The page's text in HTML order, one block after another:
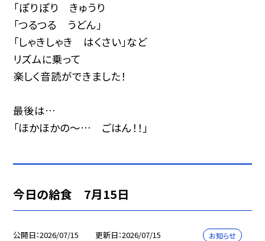
「ぽりぽり きゅうり
「つるつる うどん」
「しゃきしゃき はくさい」など
リズムに乗って
楽しく音読ができました！
最後は…
「ほかほかの～… ごはん！！」
今日の給食 7月15日
公開日 2026/07/15 更新日 2026/07/15 お知らせ